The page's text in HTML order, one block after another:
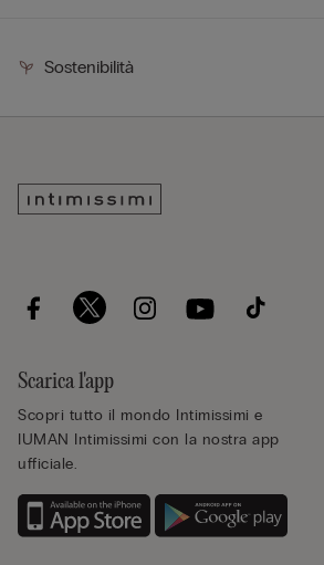
Sostenibilità
Scarica l'app
Scopri tutto il mondo Intimissimi e
IUMAN Intimissimi con la nostra app
ufficiale.